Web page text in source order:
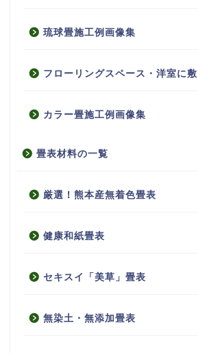
琉球畳施工例画像集
フローリングスペース・洋室に
カラー畳施工例画像集
畳表材料の一覧
厳選！熊本産無着色畳表
健康和紙畳表
セキスイ「美草」畳表
無染土・無添加畳表